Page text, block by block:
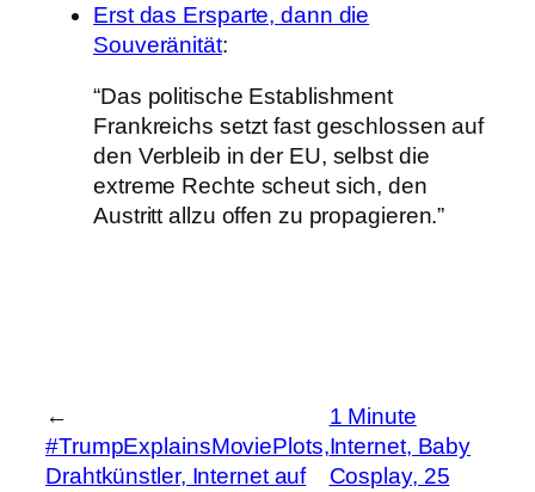
Erst das Ersparte, dann die
Souveränität:
“Das politische Establishment
Frankreichs setzt fast geschlossen auf
den Verbleib in der EU, selbst die
extreme Rechte scheut sich, den
Austritt allzu offen zu propagieren.”
←
#TrumpExplainsMoviePlots,
Drahtkünstler, Internet auf
1 Minute
Internet, Baby
Cosplay, 25